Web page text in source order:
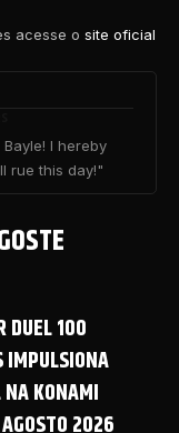
acesse o site oficial
I hereby
rue this day!"
DUEL 100
IMPULSIONA
KONAMI
2026